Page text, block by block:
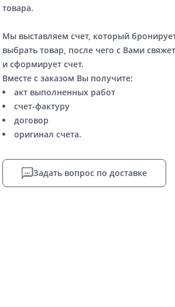
товара.
Мы выставляем счет, который
выбрать товар, после чего с Вами
и сформирует счет.
Вместе с заказом Вы получите:
акт выполненных работ
счет-фактуру
договор
оригинал счета.
Задать вопрос по доставке